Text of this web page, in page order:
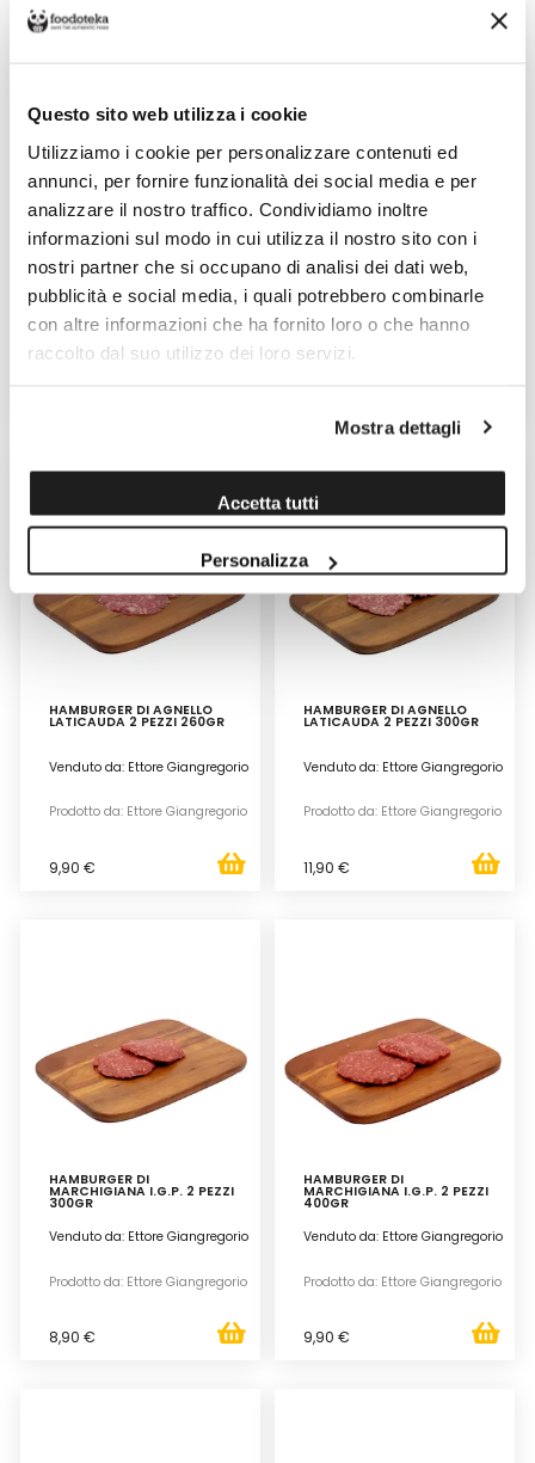
Questo sito web utilizza i cookie
Utilizziamo i cookie per personalizzare contenuti ed
annunci, per fornire funzionalità dei social media e per
analizzare il nostro traffico. Condividiamo inoltre
informazioni sul modo in cui utilizza il nostro sito con i
nostri partner che si occupano di analisi dei dati web,
pubblicità e social media, i quali potrebbero combinarle
con altre informazioni che ha fornito loro o che hanno
raccolto dal suo utilizzo dei loro servizi.
Mostra dettagli
Accetta tutti
Personalizza
GIRELLO DI SPALLA DI
Venduto da: Ettore Giangregorio
Prodotto da: Ettore Giangregorio
GIRELLO DI SPALLA DI
Venduto da: Ettore Giangregorio
Prodotto da: Ettore Giangregorio
HAMBURGER DI AGNELLO
LATICAUDA 2 PEZZI 260GR
Venduto da: Ettore Giangregorio
Prodotto da: Ettore Giangregorio
9,90 €
HAMBURGER DI AGNELLO
LATICAUDA 2 PEZZI 300GR
Venduto da: Ettore Giangregorio
Prodotto da: Ettore Giangregorio
11,90 €
HAMBURGER DI
MARCHIGIANA I.G.P. 2 PEZZI
300GR
Venduto da: Ettore Giangregorio
Prodotto da: Ettore Giangregorio
8,90 €
HAMBURGER DI
MARCHIGIANA I.G.P. 2 PEZZI
400GR
Venduto da: Ettore Giangregorio
Prodotto da: Ettore Giangregorio
9,90 €